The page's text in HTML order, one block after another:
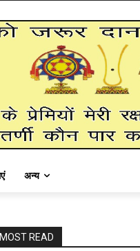
अन्य
MOST READ